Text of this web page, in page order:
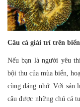
Câu cá giải trí trên biển
Nếu bạn là người yêu
bội thu của mùa biển,
cùng đáng nhớ. Với sản
câu được những chú cá